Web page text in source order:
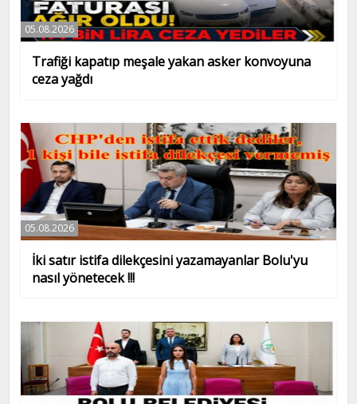
05.08.2026
Trafiği kapatıp meşale yakan asker konvoyuna
ceza yağdı
05.08.2026
İki satır istifa dilekçesini yazamayanlar Bolu'yu
nasıl yönetecek !!!